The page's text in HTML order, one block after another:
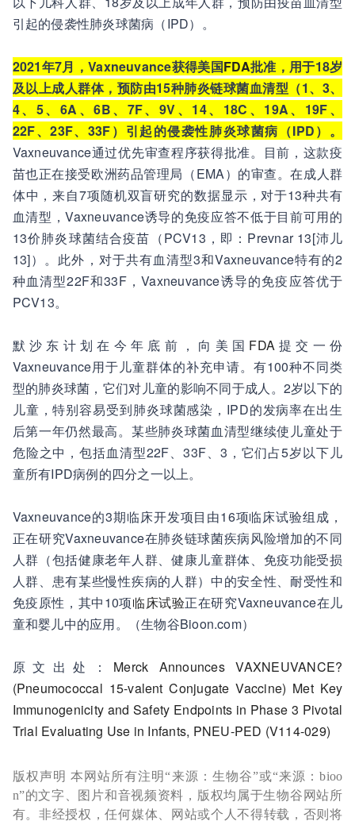
引起的侵袭性肺炎球菌病（IPD）。
2021年7月，Vaxneuvance获得美国FDA批准，用于18岁
及以上成人群体，预防由15种肺炎链球菌血清型（1、3、
4、5、6A、6B、7F、9V、14、18C、19A、19F、
22F、23F、33F）引起的侵袭性肺炎球菌病（IPD）。
Vaxneuvance通过优先审查程序获得批准。目前，这款疫
苗也正在接受欧洲药品管理局（EMA）的审查。在成人群
体中，来自7项随机双盲研究的数据显示，对于13种共有
血清型，Vaxneuvance诱导的免疫应答不低于目前可用的
13价肺炎球菌结合疫苗（PCV13，即：Prevnar 13[沛儿
13]）。此外，对于共有血清型3和Vaxneuvance特有的2
种血清型22F和33F，Vaxneuvance诱导的免疫应答优于
PCV13。
默沙东计划在今年底前，向美国 FDA 提交一份
Vaxneuvance用于儿童群体的补充申请。有100种不同类
型的肺炎球菌，它们对儿童的影响不同于成人。2岁以下的
儿童，特别容易受到肺炎球菌感染，IPD的发病率在出生
后第一年仍然最高。某些肺炎球菌血清型继续使儿童处于
危险之中，包括血清型22F、33F、3，它们占5岁以下儿
童所有IPD病例的四分之一以上。
Vaxneuvance的3期临床开发项目由16项临床试验组成，
正在研究Vaxneuvance在肺炎链球菌疾病风险增加的不同
人群（包括健康老年人群、健康儿童群体、免疫功能受损
人群、患有某些慢性疾病的人群）中的安全性、耐受性和
免疫原性，其中10项临床试验正在研究Vaxneuvance在儿
童和婴儿中的应用。（生物谷Bioon.com）
原文出处： Merck Announces VAXNEUVANCE?
(Pneumococcal 15-valent Conjugate Vaccine) Met Key
Immunogenicity and Safety Endpoints in Phase 3 Pivotal
Trial Evaluating Use in Infants, PNEU-PED (V114-029)
版权声明 本网站所有注明“来源：生物谷”或“来源：bioo
n”的文字、图片和音视频资料，版权均属于生物谷网站所
有。非经授权，任何媒体、网站或个人不得转载，否则将